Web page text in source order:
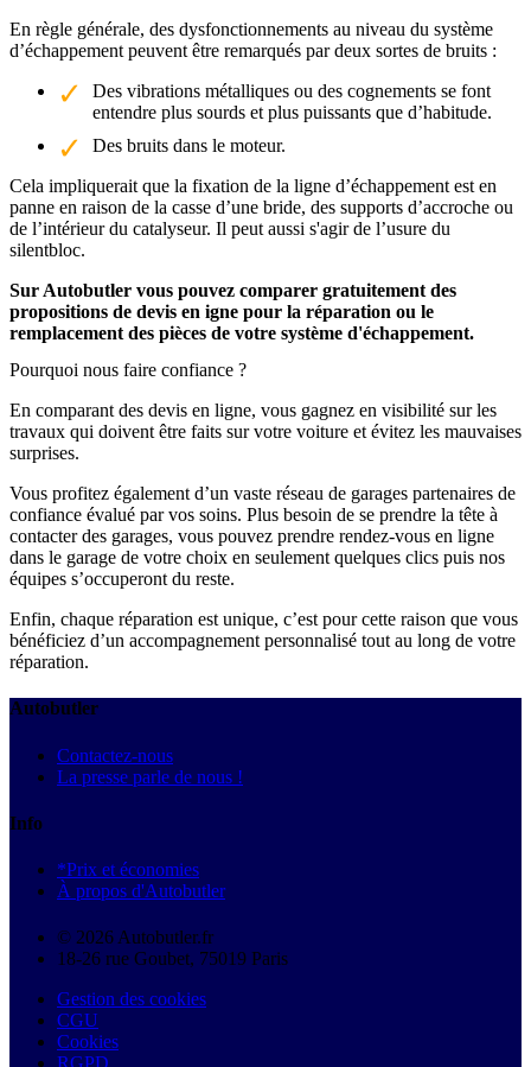
En règle générale, des dysfonctionnements au niveau du système
d’échappement peuvent être remarqués par deux sortes de bruits :
Des vibrations métalliques ou des cognements se font
entendre plus sourds et plus puissants que d’habitude.
Des bruits dans le moteur.
Cela impliquerait que la fixation de la ligne d’échappement est en
panne en raison de la casse d’une bride, des supports d’accroche ou
de l’intérieur du catalyseur. Il peut aussi s'agir de l’usure du
silentbloc.
Sur Autobutler vous pouvez comparer gratuitement des
propositions de devis en igne pour la réparation ou le
remplacement des pièces de votre système d'échappement.
Pourquoi nous faire confiance ?
En comparant des devis en ligne, vous gagnez en visibilité sur les
travaux qui doivent être faits sur votre voiture et évitez les mauvaises
surprises.
Vous profitez également d’un vaste réseau de garages partenaires de
confiance évalué par vos soins. Plus besoin de se prendre la tête à
contacter des garages, vous pouvez prendre rendez-vous en ligne
dans le garage de votre choix en seulement quelques clics puis nos
équipes s’occuperont du reste.
Enfin, chaque réparation est unique, c’est pour cette raison que vous
bénéficiez d’un accompagnement personnalisé tout au long de votre
réparation.
Autobutler
Contactez-nous
La presse parle de nous !
Info
*Prix et économies
À propos d'Autobutler
© 2026 Autobutler.fr
18-26 rue Goubet, 75019 Paris
Gestion des cookies
CGU
Cookies